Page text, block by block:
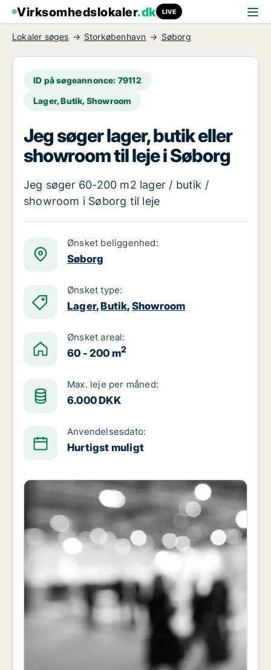
Virksomhedslokaler.dk LIVE
Lokaler søges Storkøbenhavn Søborg
ID på søgeannonce: 79112
Lager, Butik, Showroom
Jeg søger lager, butik eller
showroom til leje i Søborg
Jeg søger 60-200 m2 lager / butik /
showroom i Søborg til leje
Ønsket beliggenhed:
Søborg
Ønsket type:
Lager,Butik, Showroom
Ønsket areal:
60 - 200 m2
Max. leje per måned:
6.000 DKK
Anvendelsesdato:
Hurtigst muligt